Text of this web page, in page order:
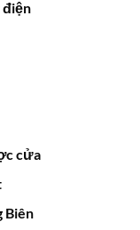
điện
cửa
Biên